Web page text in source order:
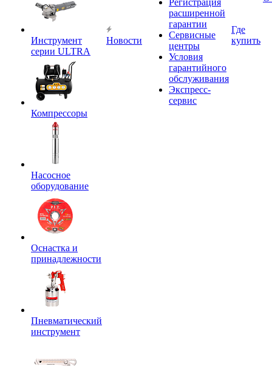
Инструмент
серии ULTRA
Компрессоры
Насосное
оборудование
Оснастка и
принадлежности
Пневматический
инструмент
Новости
Регистрация
расширенной
гарантии
Сервисные
центры
Условия
гарантийного
обслуживания
Экспресс-
сервис
Где
купить